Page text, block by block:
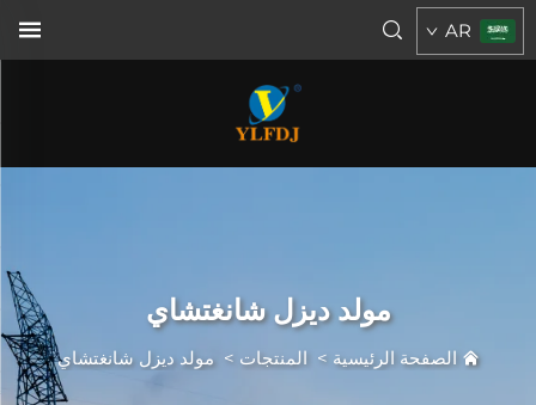
AR
مولد ديزل شانغتشاي
الصفحة الرئيسية >المنتجات >مولد ديزل شانغتشاي